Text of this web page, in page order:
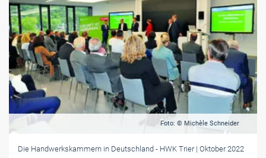
Foto: © Michèle Schneider
Die Handwerkskammern in Deutschland - HWK Trier | Oktober 2022